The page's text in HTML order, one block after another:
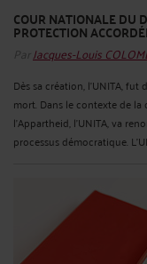
COUR NATIONALE DU
PROTECTION
Par Jacques-Louis
Dès sa création, l’UNITA,
mort. Dans le contexte de
l'Appartheid, l’UNITA, va
processus démocratique.